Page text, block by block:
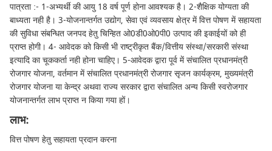
पात्रता :- 1-अभ्यर्थी की आयु 18 वर्ष पूर्ण होना आवश्यक है। 2-शैक्षिक योग्यता की
बाध्यता नही है। 3-योजनान्तर्गत उद्योग, सेवा एवं व्यवसाय क्षेत्र में वित्त पोषण में सहायता
की सुविधा संबन्धित जनपद हेतु चिन्हित ओ0डी0ओ0पी0 उत्पाद की इकाईयों को ही
प्राप्त होगी। 4- आवेदक को किसी भी राष्ट्रीकृत बैंक/वित्तीय संस्था/सरकारी संस्था
इत्यादि का चूककर्ता नही होना चाहिए। 5-आवेदक द्वारा पूर्व में संचालित प्रधानमंत्री
रोजगार योजना, वर्तमान में संचालित प्रधानमंत्री रोजगार सृजन कार्यक्रम, मुख्यमंत्री
रोजगार योजना या केन्द्र अथवा राज्य सरकार द्वारा संचालित अन्य किसी स्वरोजगार
योजनान्तर्गत लाभ प्राप्त न किया गया हों।
लाभ:
वित्त पोषण हेतु सहायता प्रदान करना